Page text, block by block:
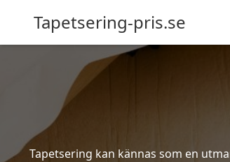
Tapetsering-pris.se
Tapetsering kan kännas som en